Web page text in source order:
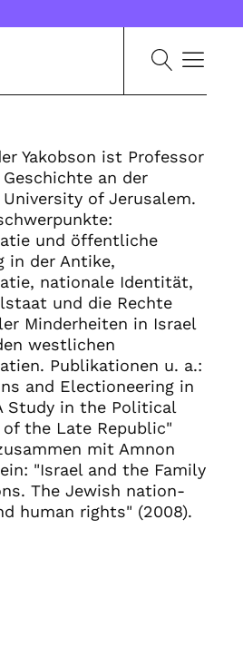
Yakobson ist Professor
an der
University of Jerusalem.
und öffentliche
in der Antike,
nationale Identität,
und die Rechte
Minderheiten in Israel
westlichen
Publikationen u. a.:
and Electioneering in
Study in the Political
the Late Republic"
mit Amnon
"Israel and the Family
The Jewish nation-
human rights" (2008).